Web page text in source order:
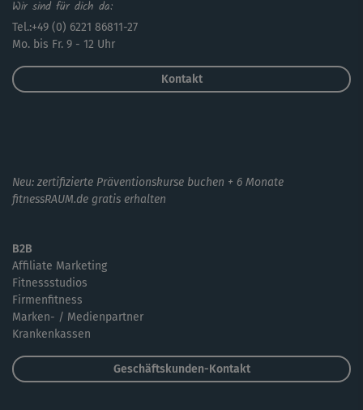
Wir sind für dich da:
Tel.:+49 (0) 6221 86811-27
Mo. bis Fr. 9 - 12 Uhr
Kontakt
Neu: zertifizierte Präventionskurse buchen + 6 Monate
fitnessRAUM.de gratis erhalten
B2B
Affiliate Marketing
Fitnessstudios
Firmenfitness
Marken- / Medienpartner
Krankenkassen
Geschäftskunden-Kontakt